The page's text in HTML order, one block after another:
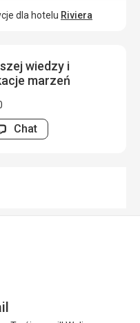
dla hotelu Riviera
wiedzy i
marzeń
Chat